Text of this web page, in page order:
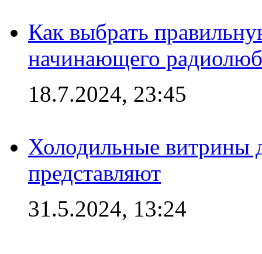
Как выбрать
начинающего
18.7.2024, 23:45
Холодильные витрины
представляют
31.5.2024, 13:24